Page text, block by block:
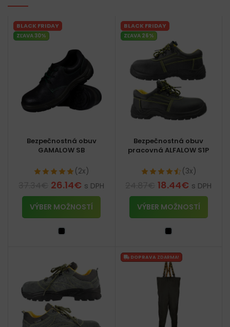
BLACK FRIDAY
ZĽAVA 30%
Bezpečnostná obuv
GAMALOW SB
(2x)
26.14€ s DPH
VÝBER MOŽNOSTÍ
BLACK FRIDAY
ZĽAVA 26%
Bezpečnostná obuv
pracovná ALFALOW S1P
(3x)
18.44€ s DPH
VÝBER MOŽNOSTÍ
DOPRAVA ZDARMA!